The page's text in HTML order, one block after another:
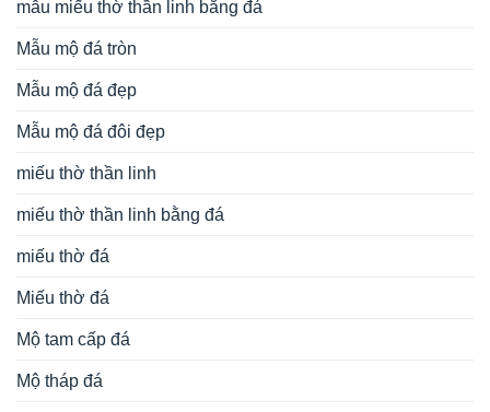
mẫu miếu thờ thần linh bằng đá
Mẫu mộ đá tròn
Mẫu mộ đá đẹp
Mẫu mộ đá đôi đẹp
miếu thờ thần linh
miếu thờ thần linh bằng đá
miếu thờ đá
Miếu thờ đá
Mộ tam cấp đá
Mộ tháp đá